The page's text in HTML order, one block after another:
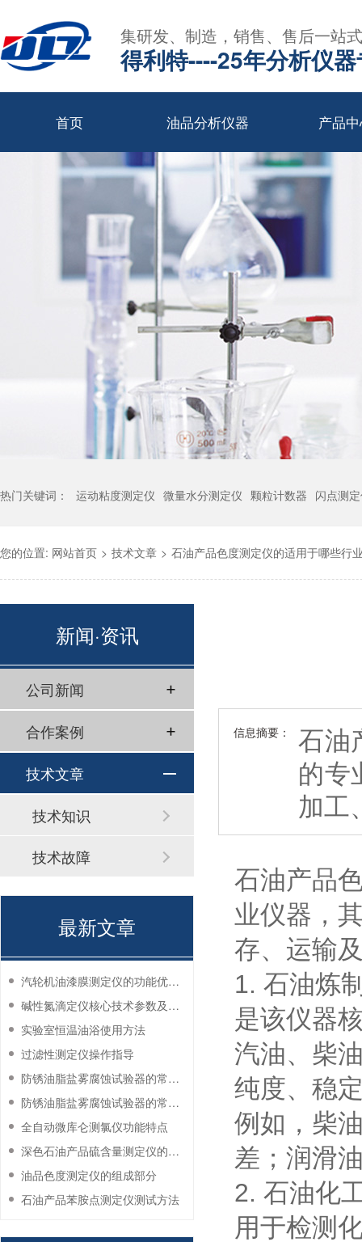
集研发、制造，销售、售后一站
得利特----25年分析仪
首页 油品分析仪器 产品
热门关键词： 运动粘度测定仪 微量水分测定仪 颗粒计数器 闪点测
您的位置: 网站首页 > 技术文章 > 石油产品色度测定仪的适用于哪些行
信息摘要：
石油
的专
加工
石油产品
业仪器，
存、运输
1. 石油炼
是该仪器
汽油、柴
纯度、稳
例如，柴
差；润滑
2. 石油化
用于检测
新闻·资讯
公司新闻
合作案例
技术文章
技术知识
技术故障
最新文章
汽轮机油漆膜测定仪的功能优势有哪些？
碱性氮滴定仪核心技术参数及应用说明
实验室恒温油浴使用方法
过滤性测定仪操作指导
防锈油脂盐雾腐蚀试验器的常见故障与解决方法
防锈油脂盐雾腐蚀试验器的常见故障与解决方法
全自动微库仑测氯仪功能特点
深色石油产品硫含量测定仪的工作环境要求
油品色度测定仪的组成部分
石油产品苯胺点测定仪测试方法